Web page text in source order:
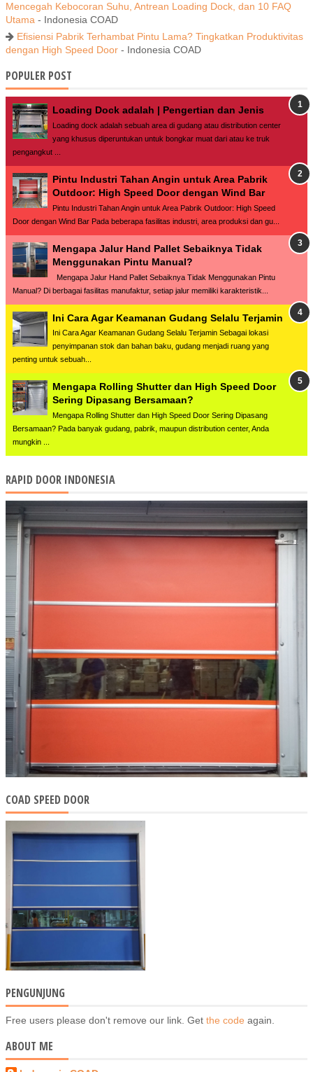
Mencegah Kebocoran Suhu, Antrean Loading Dock, dan 10 FAQ
Utama - Indonesia COAD
Efisiensi Pabrik Terhambat Pintu Lama? Tingkatkan Produktivitas
dengan High Speed Door - Indonesia COAD
POPULER POST
Loading Dock adalah | Pengertian dan Jenis
Loading dock adalah sebuah area di gudang atau distribution center
yang khusus diperuntukan untuk bongkar muat dari atau ke truk
pengangkut ...
Pintu Industri Tahan Angin untuk Area Pabrik
Outdoor: High Speed Door dengan Wind Bar
Pintu Industri Tahan Angin untuk Area Pabrik Outdoor: High Speed
Door dengan Wind Bar Pada beberapa fasilitas industri, area produksi dan gu...
Mengapa Jalur Hand Pallet Sebaiknya Tidak
Menggunakan Pintu Manual?
Mengapa Jalur Hand Pallet Sebaiknya Tidak Menggunakan Pintu
Manual? Di berbagai fasilitas manufaktur, setiap jalur memiliki karakteristik...
Ini Cara Agar Keamanan Gudang Selalu Terjamin
Ini Cara Agar Keamanan Gudang Selalu Terjamin Sebagai lokasi
penyimpanan stok dan bahan baku, gudang menjadi ruang yang
penting untuk sebuah...
Mengapa Rolling Shutter dan High Speed Door
Sering Dipasang Bersamaan?
Mengapa Rolling Shutter dan High Speed Door Sering Dipasang
Bersamaan? Pada banyak gudang, pabrik, maupun distribution center, Anda
mungkin ...
RAPID DOOR INDONESIA
COAD SPEED DOOR
PENGUNJUNG
Free users please don't remove our link. Get the code again.
ABOUT ME